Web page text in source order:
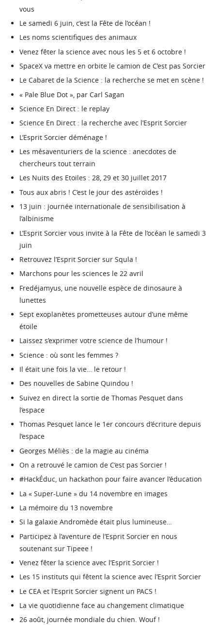
vous
Le samedi 6 juin, c’est la Fête de l’océan !
Les noms scientifiques des animaux
Venez fêter la science avec nous les 5 et 6 octobre !
SpaceX va mettre en orbite le camion de C’est pas Sorcier
Le Cabaret de la Science : la recherche se met en scène !
« Pale Blue Dot », par Carl Sagan
Science En Direct : le replay
Science En Direct : la recherche avec l’Esprit Sorcier
L’Esprit Sorcier déménage !
Les mésaventuriers de la science : anecdotes de
chercheurs tout terrain
Les Nuits des Etoiles : 28, 29 et 30 juillet 2017
Tous aux abris ! C’est le jour des astéroïdes !
13 juin : journée internationale de sensibilisation à
l’albinisme
L’Esprit Sorcier vous invite à la Fête de l’océan le samedi 3
juin
Retrouvez l’Esprit Sorcier sur Squla !
Marchons pour les sciences le 22 avril
Fredéjamyus, une nouvelle espèce de dinosaure à
lunettes
Sept exoplanètes prometteuses autour d’une même
étoile
Laissez s’exprimer votre science de l’humour !
Science : où sont les femmes ?
Il était une fois la vie… le retour !
Des nouvelles de Sabine Quindou !
Suivez en direct la sortie de Thomas Pesquet dans
l’espace
Thomas Pesquet lance le 1er concours d’écriture depuis
l’espace
Georges Méliès : de la magie au cinéma
On a retrouvé le camion de C’est pas Sorcier !
#HackÉduc, un hackathon pour faire avancer l’éducation
La « Super-Lune » du 14 novembre en images
La mémoire du 13 novembre
Si la galaxie Andromède était plus lumineuse…
Participez à l’aventure de l’Esprit Sorcier en nous
soutenant sur Tipeee !
Venez fêter la science avec l’Esprit Sorcier !
Les 15 instituts qui fêtent la science avec l’Esprit Sorcier
Le CEA et l’Esprit Sorcier signent un PACS !
La vie quotidienne face au changement climatique
26 août, journée mondiale du chien. Wouf !